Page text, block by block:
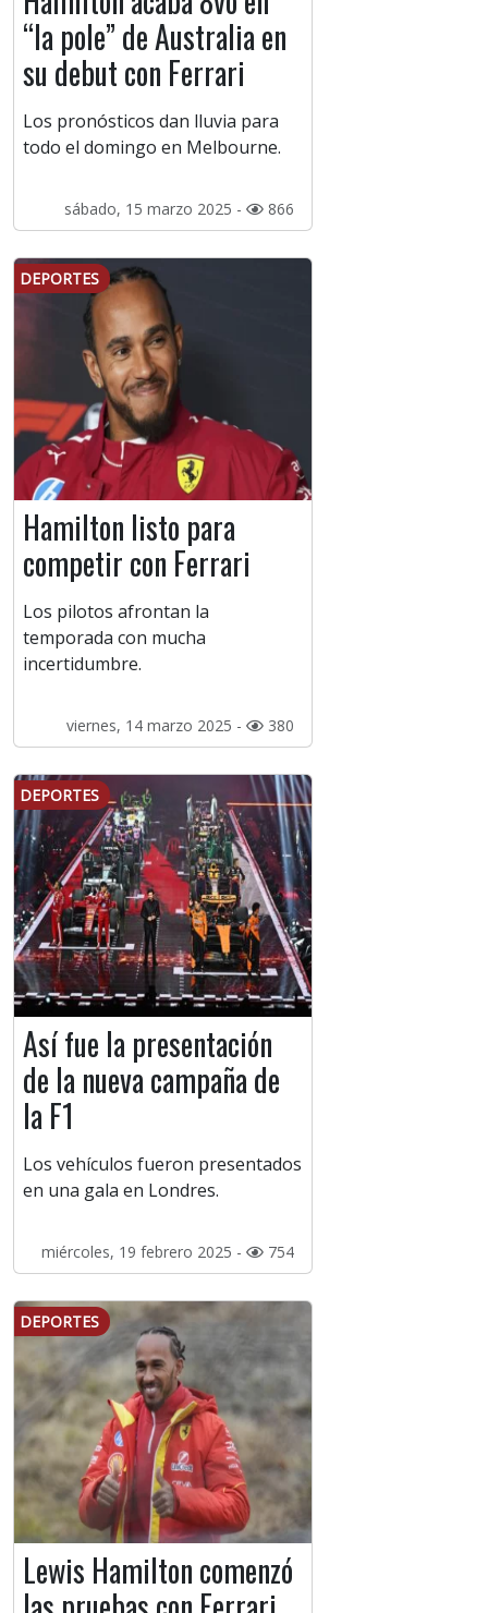
“la pole” de Australia en
su debut con Ferrari
Los pronósticos dan lluvia para
todo el domingo en Melbourne.
sábado, 15 marzo 2025 - 866
DEPORTES
Hamilton listo para
competir con Ferrari
Los pilotos afrontan la
temporada con mucha
incertidumbre.
viernes, 14 marzo 2025 - 380
DEPORTES
Así fue la presentación
de la nueva campaña de
la F1
Los vehículos fueron presentados
en una gala en Londres.
miércoles, 19 febrero 2025 - 754
DEPORTES
Lewis Hamilton comenzó